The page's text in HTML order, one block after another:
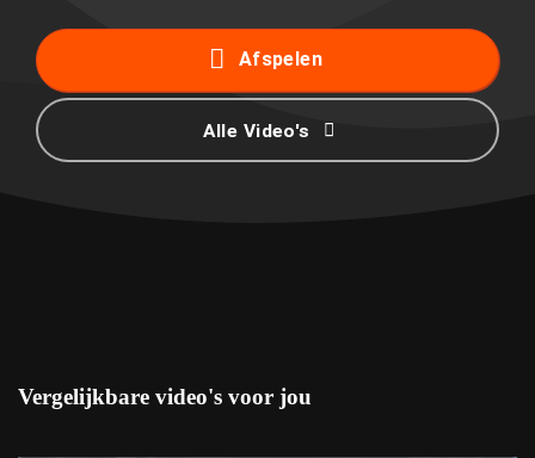
Afspelen
Alle Video's
Vergelijkbare video's voor jou